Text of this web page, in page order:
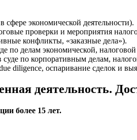
сфере экономической деятельности).
проверки и мероприятия
конфликты, «заказные дела»).
по делам экономической,
по корпоративным делам,
diligence, оспаривание сделок и
деятельность.
более 15 лет.